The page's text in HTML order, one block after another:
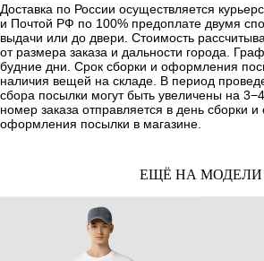
Доставка по России осуществляется
и Почтой РФ по 100% предоплате двумя
выдачи или до двери. Стоимость
от размера заказа и дальности города.
будние дни. Срок сборки и оформления
наличия вещей на складе. В период
сбора посылки могут быть увеличены на
номер заказа отправляется в день сборки и
оформления посылки в магазине.
ЕЩЁ НА МОДЕЛИ